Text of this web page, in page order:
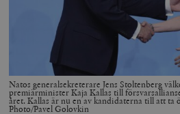
Natos generalsekreterare Jens Stoltenberg
premiärminister Kaja Kallas till
året. Kallas är nu en av kandidaterna till att ta
Photo/Pavel Golovkin